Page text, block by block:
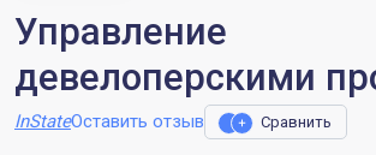
Управление
девелоперскими
InStateОставить отзыв Сравнить